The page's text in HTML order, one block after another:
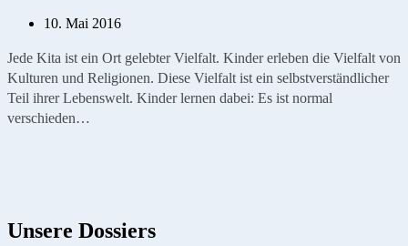
10. Mai 2016
Jede Kita ist ein Ort gelebter Vielfalt. Kinder erleben die Vielfalt von
Kulturen und Religionen. Diese Vielfalt ist ein selbstverständlicher
Teil ihrer Lebenswelt. Kinder lernen dabei: Es ist normal
verschieden…
Unsere Dossiers